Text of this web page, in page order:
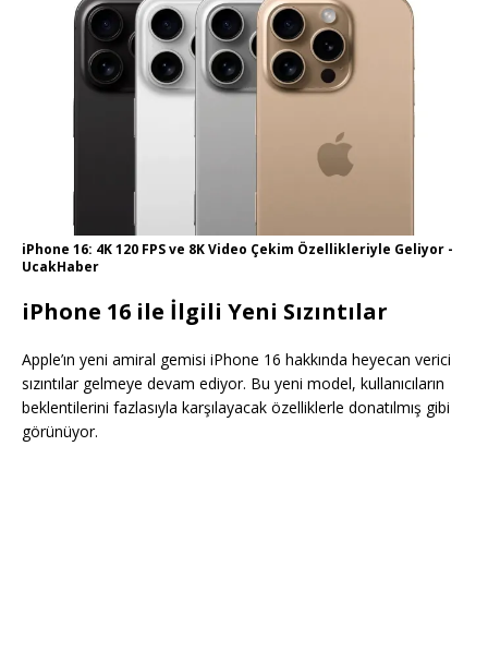
iPhone 16: 4K 120 FPS ve 8K Video Çekim Özellikleriyle Geliyor -
UcakHaber
iPhone 16 ile İlgili Yeni Sızıntılar
Apple’ın yeni amiral gemisi iPhone 16 hakkında heyecan verici
sızıntılar gelmeye devam ediyor. Bu yeni model, kullanıcıların
beklentilerini fazlasıyla karşılayacak özelliklerle donatılmış gibi
görünüyor.